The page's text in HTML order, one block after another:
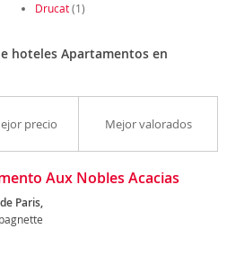
Drucat(1)
hoteles Apartamentos en
precio Mejor valorados
Aux Nobles Acacias
Paris,